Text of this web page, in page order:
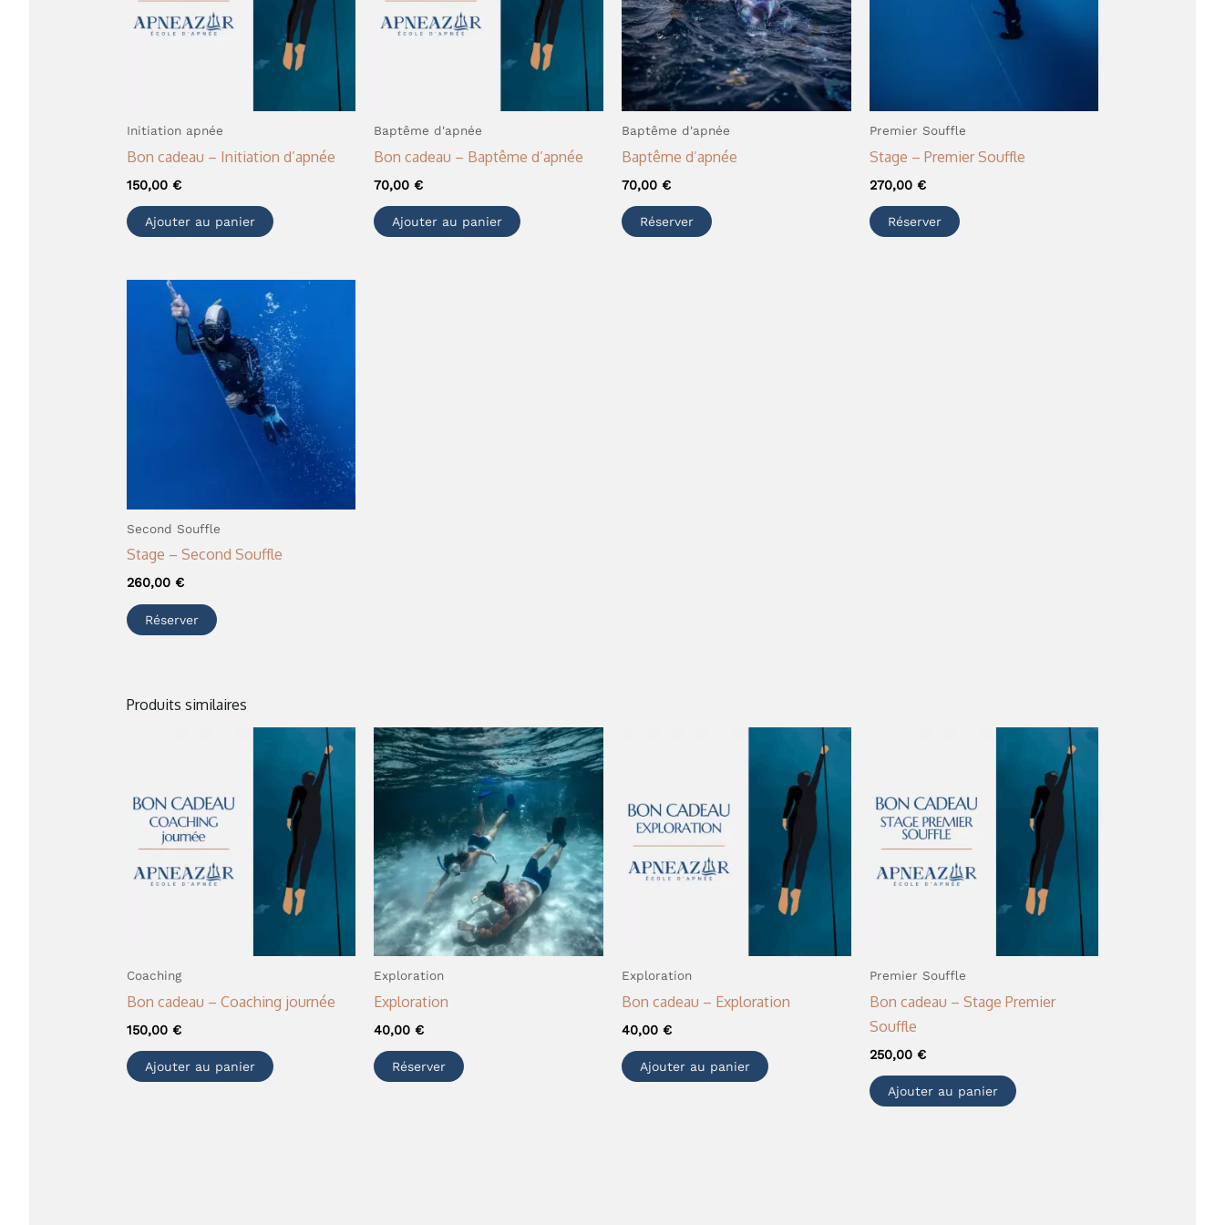
Initiation apnée
Bon cadeau – Initiation d’apnée
150,00 €
Ajouter au panier
Baptême d'apnée
Bon cadeau – Baptême d’apnée
70,00€
Ajouter au panier
Baptême d'apnée
Baptême d’apnée
70,00 €
Réserver
Premier Souffle
Stage – Premier Souffle
270,00 €
Réserver
Second Souffle
Stage – Second Souffle
260,00 €
Réserver
Produits similaires
Coaching
Bon cadeau – Coaching journée
150,00 €
Ajouter au panier
Exploration
Exploration
40,00€
Réserver
Exploration
Bon cadeau – Exploration
40,00 €
Ajouter au panier
Premier Souffle
Bon cadeau – Stage Premier
Souffle
250,00 €
Ajouter au panier